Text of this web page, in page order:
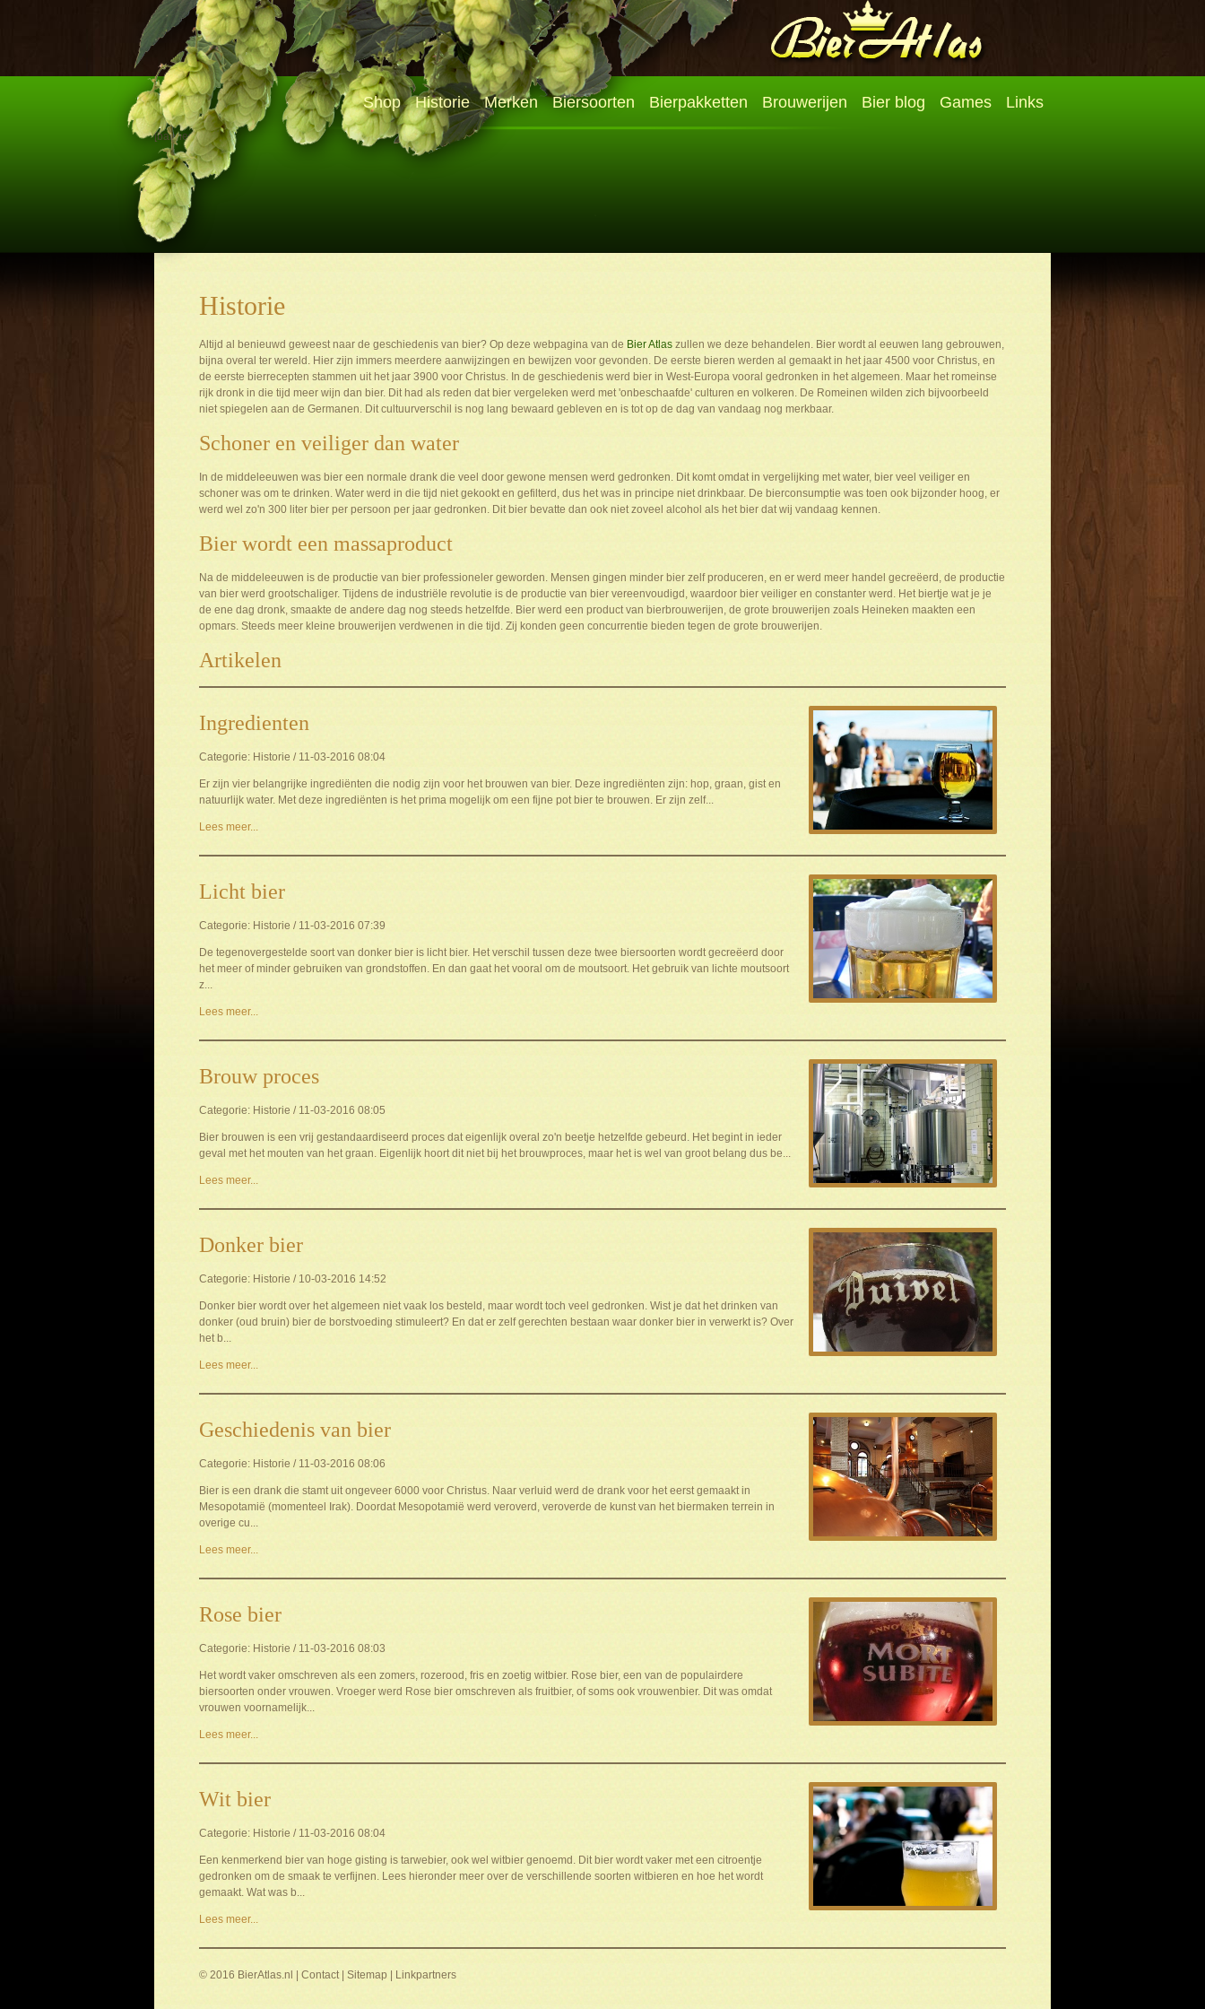
Shop Historie Merken Biersoorten Bierpakketten Brouwerijen Bier blog Games Links
[banner]
Historie
Altijd al benieuwd geweest naar de geschiedenis van bier? Op deze webpagina van de Bier Atlas zullen we deze behandelen. Bier wordt al eeuwen lang gebrouwen,
bijna overal ter wereld. Hier zijn immers meerdere aanwijzingen en bewijzen voor gevonden. De eerste bieren werden al gemaakt in het jaar 4500 voor Christus, en
de eerste bierrecepten stammen uit het jaar 3900 voor Christus. In de geschiedenis werd bier in West-Europa vooral gedronken in het algemeen. Maar het romeinse
rijk dronk in die tijd meer wijn dan bier. Dit had als reden dat bier vergeleken werd met 'onbeschaafde' culturen en volkeren. De Romeinen wilden zich bijvoorbeeld
niet spiegelen aan de Germanen. Dit cultuurverschil is nog lang bewaard gebleven en is tot op de dag van vandaag nog merkbaar.
Schoner en veiliger dan water
In de middeleeuwen was bier een normale drank die veel door gewone mensen werd gedronken. Dit komt omdat in vergelijking met water, bier veel veiliger en
schoner was om te drinken. Water werd in die tijd niet gekookt en gefilterd, dus het was in principe niet drinkbaar. De bierconsumptie was toen ook bijzonder hoog, er
werd wel zo'n 300 liter bier per persoon per jaar gedronken. Dit bier bevatte dan ook niet zoveel alcohol als het bier dat wij vandaag kennen.
Bier wordt een massaproduct
Na de middeleeuwen is de productie van bier professioneler geworden. Mensen gingen minder bier zelf produceren, en er werd meer handel gecreëerd, de productie
van bier werd grootschaliger. Tijdens de industriële revolutie is de productie van bier vereenvoudigd, waardoor bier veiliger en constanter werd. Het biertje wat je je
de ene dag dronk, smaakte de andere dag nog steeds hetzelfde. Bier werd een product van bierbrouwerijen, de grote brouwerijen zoals Heineken maakten een
opmars. Steeds meer kleine brouwerijen verdwenen in die tijd. Zij konden geen concurrentie bieden tegen de grote brouwerijen.
Artikelen
Ingredienten
Categorie: Historie / 11-03-2016 08:04
Er zijn vier belangrijke ingrediënten die nodig zijn voor het brouwen van bier. Deze ingrediënten zijn: hop, graan, gist en
natuurlijk water. Met deze ingrediënten is het prima mogelijk om een fijne pot bier te brouwen. Er zijn zelf...
Lees meer...
Licht bier
Categorie: Historie / 11-03-2016 07:39
De tegenovergestelde soort van donker bier is licht bier. Het verschil tussen deze twee biersoorten wordt gecreëerd door
het meer of minder gebruiken van grondstoffen. En dan gaat het vooral om de moutsoort. Het gebruik van lichte moutsoort
z...
Lees meer...
Brouw proces
Categorie: Historie / 11-03-2016 08:05
Bier brouwen is een vrij gestandaardiseerd proces dat eigenlijk overal zo'n beetje hetzelfde gebeurd. Het begint in ieder
geval met het mouten van het graan. Eigenlijk hoort dit niet bij het brouwproces, maar het is wel van groot belang dus be...
Lees meer...
Donker bier
Categorie: Historie / 10-03-2016 14:52
Donker bier wordt over het algemeen niet vaak los besteld, maar wordt toch veel gedronken. Wist je dat het drinken van
donker (oud bruin) bier de borstvoeding stimuleert? En dat er zelf gerechten bestaan waar donker bier in verwerkt is? Over
het b...
Lees meer...
Geschiedenis van bier
Categorie: Historie / 11-03-2016 08:06
Bier is een drank die stamt uit ongeveer 6000 voor Christus. Naar verluid werd de drank voor het eerst gemaakt in
Mesopotamië (momenteel Irak). Doordat Mesopotamië werd veroverd, veroverde de kunst van het biermaken terrein in
overige cu...
Lees meer...
Rose bier
Categorie: Historie / 11-03-2016 08:03
Het wordt vaker omschreven als een zomers, rozerood, fris en zoetig witbier. Rose bier, een van de populairdere
biersoorten onder vrouwen. Vroeger werd Rose bier omschreven als fruitbier, of soms ook vrouwenbier. Dit was omdat
vrouwen voornamelijk...
Lees meer...
Wit bier
Categorie: Historie / 11-03-2016 08:04
Een kenmerkend bier van hoge gisting is tarwebier, ook wel witbier genoemd. Dit bier wordt vaker met een citroentje
gedronken om de smaak te verfijnen. Lees hieronder meer over de verschillende soorten witbieren en hoe het wordt
gemaakt. Wat was b...
Lees meer...
© 2016 BierAtlas.nl | Contact| Sitemap Linkpartners